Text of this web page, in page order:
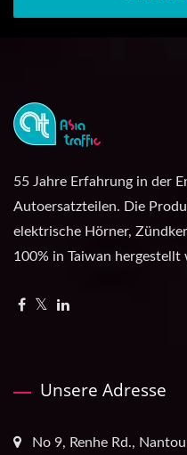
55 Jahre Erfahrung in der
Autoersatzteilen. Die
elektrische Hörner,
100% in Taiwan hergestellt
Unsere Adresse
No 9, Renhe Rd.,